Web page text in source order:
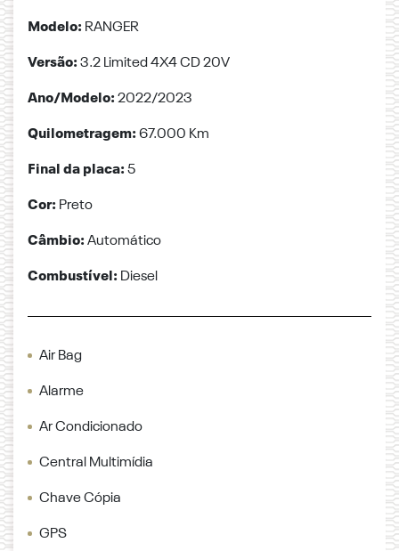
Modelo: RANGER
Versão:3.2 Limited 4X4 CD 20V
Ano/Modelo:2022/2023
Quilometragem:67.000 Km
Final da placa:5
Cor: Preto
Câmbio:Automático
Combustível: Diesel
Air Bag
Alarme
Ar Condicionado
Central Multimídia
Chave Cópia
GPS